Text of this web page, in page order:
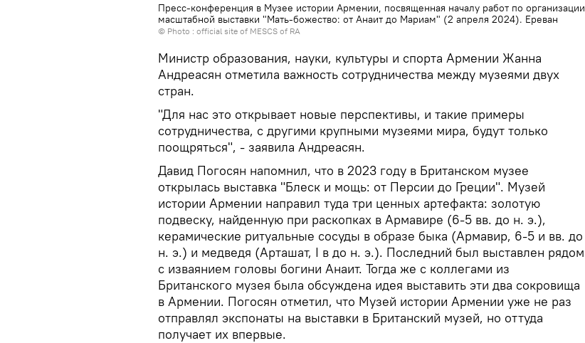
Пресс-конференция в Музее истории Армении, посвященная началу работ по организации
масштабной выставки "Мать-божество: от Анаит до Мариам" (2 апреля 2024). Еревaн
© Photo : official site of MESCS of RA
Министр образования, науки, культуры и спорта Армении Жанна
Андреасян отметила важность сотрудничества между музеями двух
стран.
"Для нас это открывает новые перспективы, и такие примеры
сотрудничества, с другими крупными музеями мира, будут только
поощряться", - заявила Андреасян.
Давид Погосян напомнил, что в 2023 году в Британском музее
открылась выставка "Блеск и мощь: от Персии до Греции". Музей
истории Армении направил туда три ценных артефакта: золотую
подвеску, найденную при раскопках в Армавире (6-5 вв. до н. э.),
керамические ритуальные сосуды в образе быка (Армавир, 6-5 и вв. до
н. э.) и медведя (Арташат, I в до н. э.). Последний был выставлен рядом
с изваянием головы богини Анаит. Тогда же с коллегами из
Британского музея была обсуждена идея выставить эти два сокровища
в Армении. Погосян отметил, что Музей истории Армении уже не раз
отправлял экспонаты на выставки в Британский музей, но оттуда
получает их впервые.